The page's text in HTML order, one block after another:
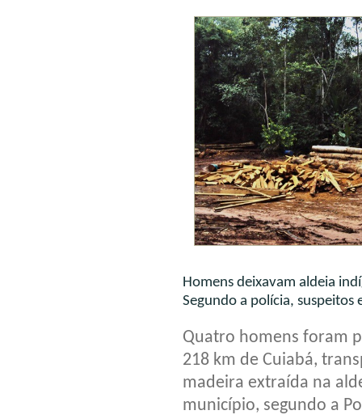
Homens deixavam aldeia
Segundo a polícia, suspeitos
Quatro homens foram
218 km de Cuiabá,
madeira extraída na
município, segundo a